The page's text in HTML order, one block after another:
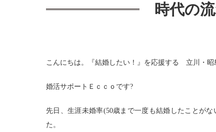
時代の
こんにちは。『結婚したい！』を応援する 立川・昭
婚活サポートＥｃｃｏです?
先日、生涯未婚率(50歳まで一度も結婚したことが
た。